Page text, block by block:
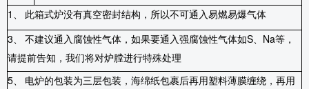
1 、
此箱式炉没有真空密封结构，所以不可通入易燃易爆气体
3、 不建议通入腐蚀性气体，如果要通入强腐蚀性气体如S、 Na等，
请提前告知，我们将对炉膛进行特殊处理
5、
电炉的包装为三层包装，海绵纸包裹后再用塑料薄膜缠绕，再用